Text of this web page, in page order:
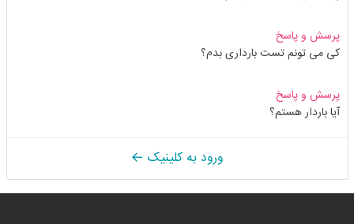
پرسش و پاسخ
کی می تونم تست بارداری بدم؟
پرسش و پاسخ
آیا باردار هستم؟
ورود به کلینیک